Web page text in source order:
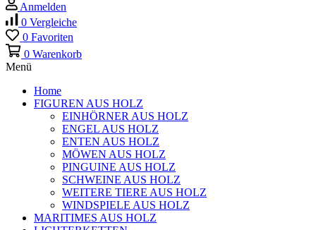
Anmelden
0 Vergleiche
0 Favoriten
0 Warenkorb
Menü
Home
FIGUREN AUS HOLZ
EINHÖRNER AUS HOLZ
ENGEL AUS HOLZ
ENTEN AUS HOLZ
MÖWEN AUS HOLZ
PINGUINE AUS HOLZ
SCHWEINE AUS HOLZ
WEITERE TIERE AUS HOLZ
WINDSPIELE AUS HOLZ
MARITIMES AUS HOLZ